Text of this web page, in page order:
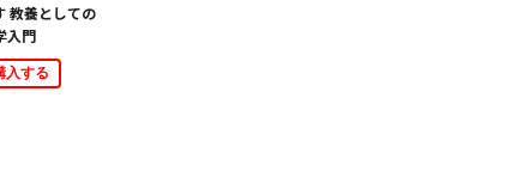
教養としての
入門
入する